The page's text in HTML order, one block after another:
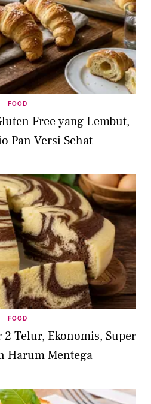
FOOD
Free yang Lembut,
Pan Versi Sehat
FOOD
2 Telur, Ekonomis, Super
Harum Mentega